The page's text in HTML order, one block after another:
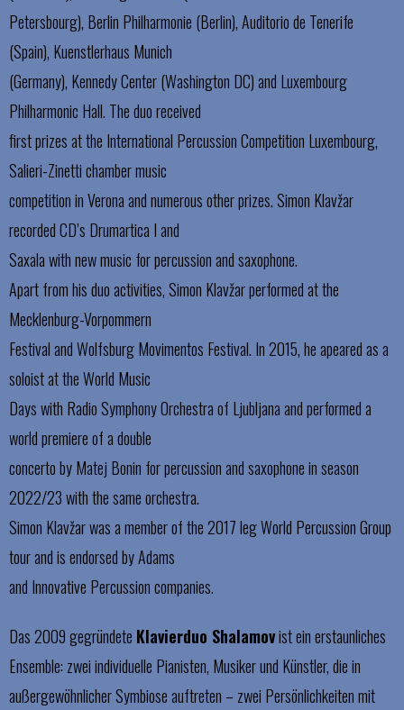
Petersbourg), Berlin Philharmonie (Berlin), Auditorio de Tenerife
(Spain), Kuenstlerhaus Munich
(Germany), Kennedy Center (Washington DC) and Luxembourg
Philharmonic Hall. The duo received
first prizes at the International Percussion Competition Luxembourg,
Salieri-Zinetti chamber music
competition in Verona and numerous other prizes. Simon Klavžar
recorded CD’s Drumartica I and
Saxala with new music for percussion and saxophone.
Apart from his duo activities, Simon Klavžar performed at the
Mecklenburg-Vorpommern
Festival and Wolfsburg Movimentos Festival. In 2015, he apeared as a
soloist at the World Music
Days with Radio Symphony Orchestra of Ljubljana and performed a
world premiere of a double
concerto by Matej Bonin for percussion and saxophone in season
2022/23 with the same orchestra.
Simon Klavžar was a member of the 2017 leg World Percussion Group
tour and is endorsed by Adams
and Innovative Percussion companies.
Das 2009 gegründete Klavierduo Shalamovist ein erstaunliches
Ensemble: zwei individuelle Pianisten, Musiker und Künstler, die in
außergewöhnlicher Symbiose auftreten – zwei Persönlichkeiten mit